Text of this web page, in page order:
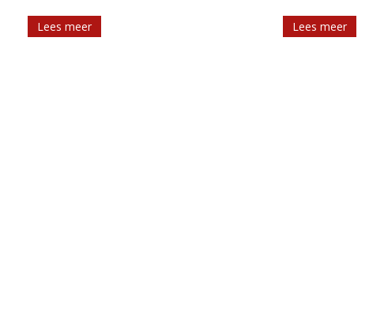
Lees meer Lees meer